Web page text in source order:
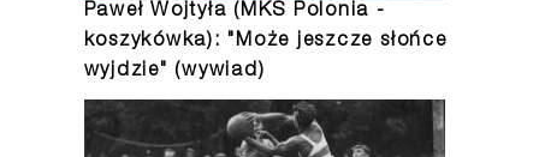
Paweł Wojtyła (MKS Polonia -
koszykówka): "Może jeszcze słońce
wyjdzie" (wywiad)